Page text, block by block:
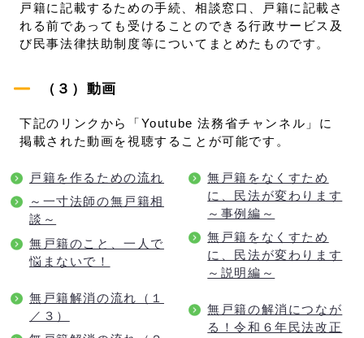
戸籍に記載するための手続、相談窓口、戸籍に記載さ
れる前であっても受けることのできる行政サービス及
び民事法律扶助制度等についてまとめたものです。
（３）動画
下記のリンクから「Youtube 法務省チャンネル」に
掲載された動画を視聴することが可能です。
戸籍を作るための流れ
～一寸法師の無戸籍相
談～
無戸籍のこと、一人で
悩まないで！
無戸籍解消の流れ（１
／３）
無戸籍をなくすため
に、民法が変わります
～事例編～
無戸籍をなくすため
に、民法が変わります
～説明編～
無戸籍の解消につなが
る！令和６年民法改正